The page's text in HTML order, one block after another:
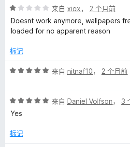
/
5
评
分
1
5
来自 xiox， 2 个月前
Doesnt work anymore, wallpapers
loaded for no apparent reason
标记
评
/
5
来自 nitnaf10， 2 个月前
评
分
/
来自 Daniel Volfson， 3
Yes
标记